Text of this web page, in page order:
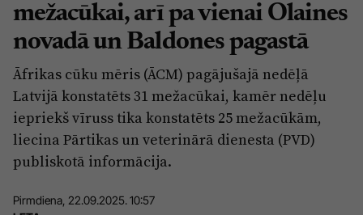
Ziņas
Politika
Pašvaldības
Izglītība
Veselība
Ģimene
Vide
Tēmas
Viedokļi
Dzīve un ticība
Ekonomika
Krimināli
mežacūkai, arī pa vienai Olaines
novadā un Baldones pagastā
Āfrikas cūku mēris (ĀCM) pagājušajā nedēļā
Latvijā konstatēts 31 mežacūkai, kamēr nedēļu
iepriekš vīruss tika konstatēts 25 mežacūkām,
liecina Pārtikas un veterinārā dienesta (PVD)
publiskotā informācija.
Pirmdiena, 22.09.2025. 10:57